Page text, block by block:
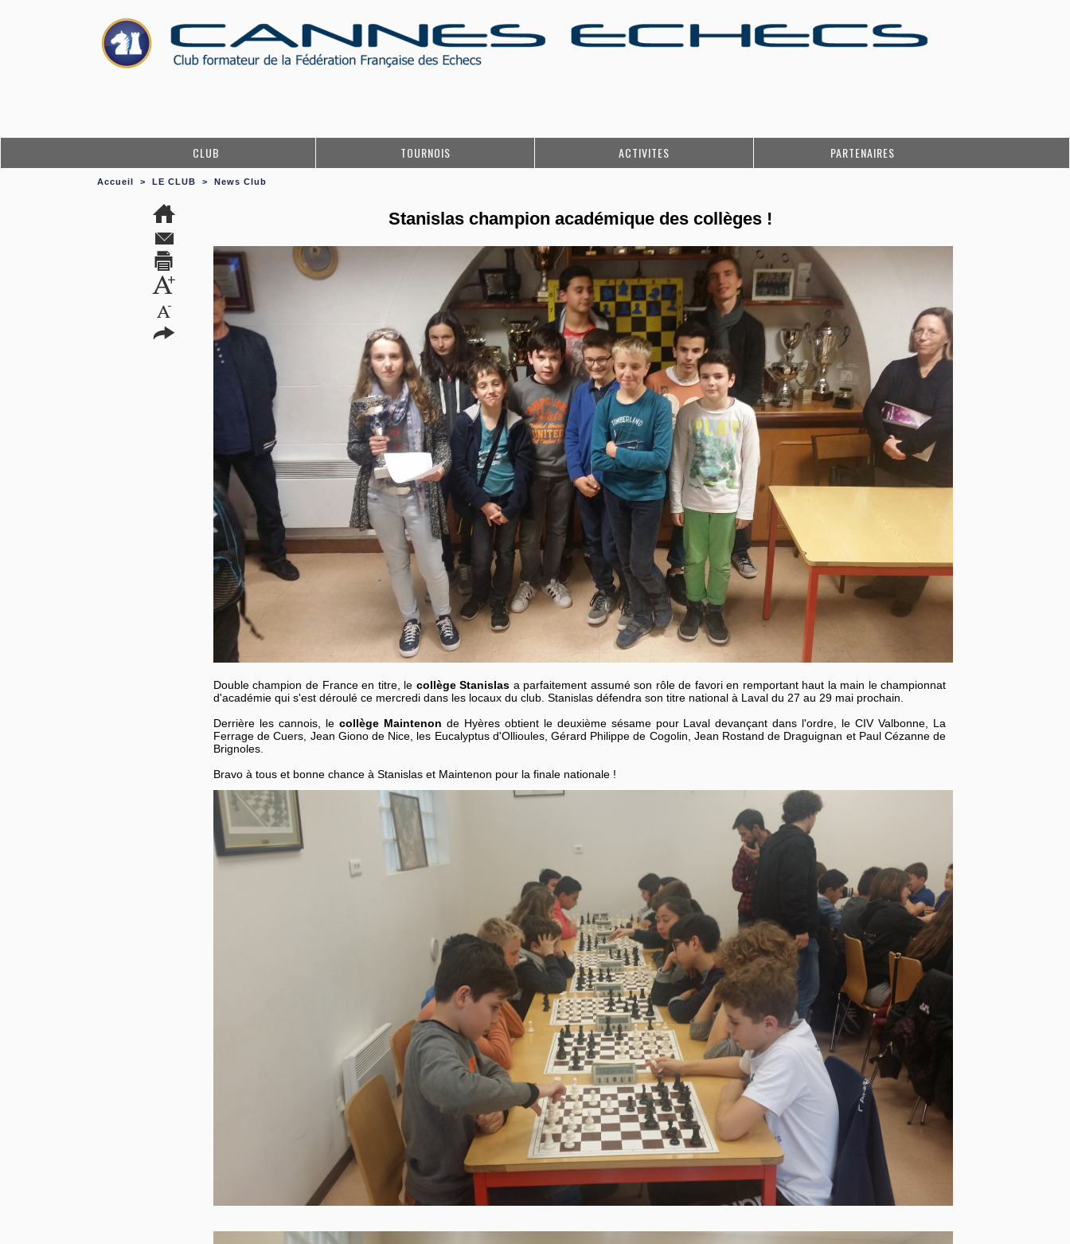
CLUB TOURNOIS ACTIVITES PARTENAIRES
Accueil > LE CLUB > News Club
Stanislas champion académique des collèges !
Double champion de France en titre, le collège Stanislas a parfaitement assumé son rôle de favori en remportant haut la main le championnat
d'académie qui s'est déroulé ce mercredi dans les locaux du club. Stanislas défendra son titre national à Laval du 27 au 29 mai prochain.
Derrière les cannois, le collège Maintenon de Hyères obtient le deuxième sésame pour Laval devançant dans l'ordre, le CIV Valbonne, La
Ferrage de Cuers, Jean Giono de Nice, les Eucalyptus d'Ollioules, Gérard Philippe de Cogolin, Jean Rostand de Draguignan et Paul Cézanne de
Brignoles.
Bravo à tous et bonne chance à Stanislas et Maintenon pour la finale nationale !